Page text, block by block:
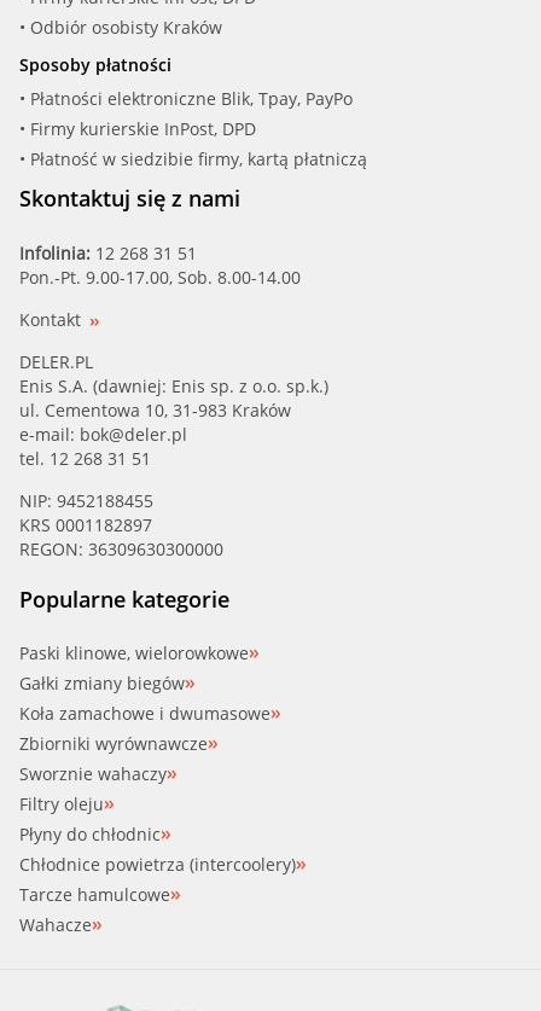
• Odbiór osobisty Kraków
Sposoby płatności
• Płatności elektroniczne Blik, Tpay, PayPo
• Firmy kurierskie InPost, DPD
• Płatność w siedzibie firmy, kartą płatniczą
Skontaktuj się z nami
Infolinia: 12 268 31 51
Pon.-Pt. 9.00-17.00, Sob. 8.00-14.00
Kontakt
DELER.PL
Enis S.A. (dawniej: Enis sp. z o.o. sp.k.)
ul. Cementowa 10, 31-983 Kraków
e-mail: bok@deler.pl
tel. 12 268 31 51
NIP: 9452188455
KRS 0001182897
REGON: 36309630300000
Popularne kategorie
Paski klinowe, wielorowkowe
Gałki zmiany biegów
Koła zamachowe i dwumasowe
Zbiorniki wyrównawcze
Sworznie wahaczy
Filtry oleju
Płyny do chłodnic
Chłodnice powietrza (intercoolery)
Tarcze hamulcowe
Wahacze